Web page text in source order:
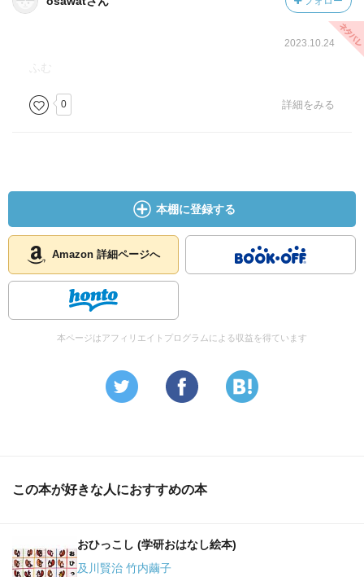
2023.10.24
0 詳細をみる
本棚に登録する
Amazon 詳細ページへ
本ページはアフィリエイトプログラムによる収益を得ています
この本が好きな人におすすめの本
おひっこし (学研おはなし絵本)
及川賢治 竹内繭子